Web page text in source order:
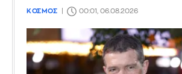
ΚΟΣΜΟΣ 00:01, 06.08.2026